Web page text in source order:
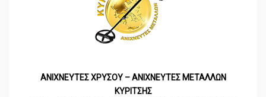
ΑΝΙΧΝΕΥΤΕΣ ΧΡΥΣΟΥ – ΑΝΙΧΝΕΥΤΕΣ ΜΕΤΑΛΛΩΝ
ΚΥΡΙΤΣΗΣ